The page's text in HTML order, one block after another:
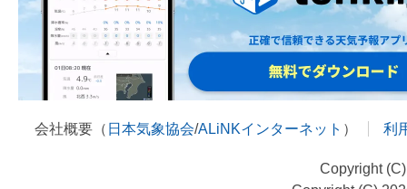
会社概要（ 日本気象協会/ALiNKインターネット ） 利
Copyright